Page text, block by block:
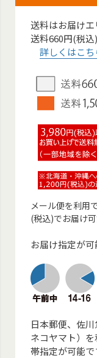
送料はお届けエ
送料660円(税
詳しくはこち
メール便を利用
(税込)でお届け可
お届け指定が可
日本郵便、佐
ネコヤマト）
帯指定が可能で